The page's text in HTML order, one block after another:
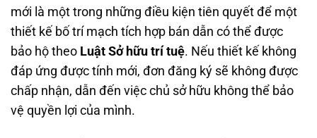
mới là một trong những điều kiện tiên quyết để một
thiết kế bố trí mạch tích hợp bán dẫn có thể được
bảo hộ theo Luật Sở hữu trí tuệ. Nếu thiết kế không
đáp ứng được tính mới, đơn đăng ký sẽ không được
chấp nhận, dẫn đến việc chủ sở hữu không thể bảo
vệ quyền lợi của mình.